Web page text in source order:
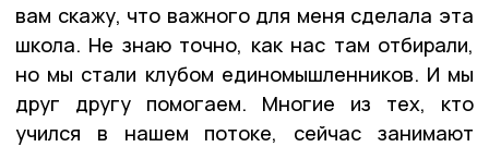
вам скажу, что важного для меня сделала эта
школа. Не знаю точно, как нас там отбирали,
но мы стали клубом единомышленников. И мы
друг другу помогаем. Многие из тех, кто
учился в нашем потоке, сейчас занимают